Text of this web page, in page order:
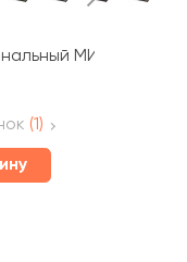
МИТ / MEET
(1)